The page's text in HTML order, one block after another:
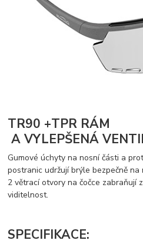
TR90 +TPR RÁM
A VYLEPŠENÁ
Gumové úchyty na nosní části a
postranic udržují brýle bezpečně na
2 větrací otvory na čočce zabraňují
viditelnost.
SPECIFIKACE: